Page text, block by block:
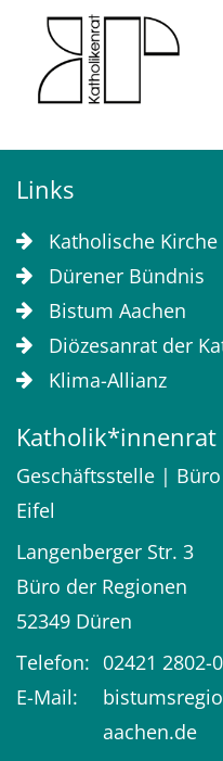
Zum Inhalt springen
Links
Katholische
Dürener Bündnis
Bistum Aachen
Diözesanrat der
Klima-Allianz
Katholik*innenrat
Geschäftsstelle |
Eifel
Langenberger Str. 3
Büro der Regionen
52349 Düren
Telefon: 02421 2802-0
E-Mail:
aachen.de